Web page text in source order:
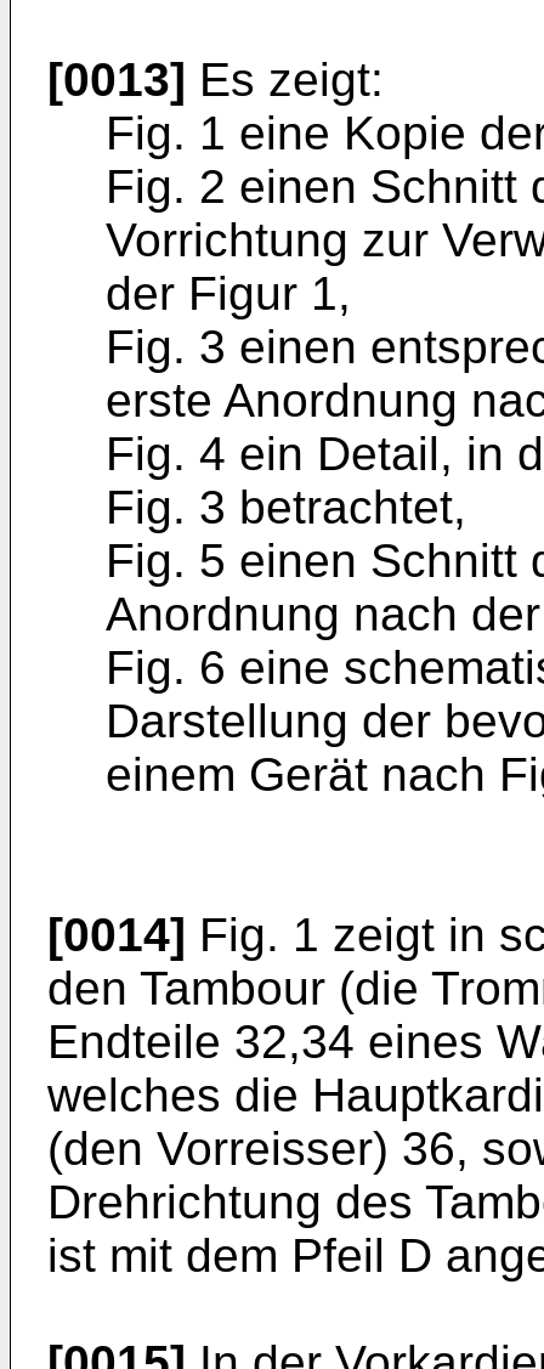
[0013] Es zeigt:
Fig. 1 eine Kopie
Fig. 2 einen Schnitt
Vorrichtung zur
der Figur 1,
Fig. 3 einen
erste Anordnung
Fig. 4 ein Detail, in
Fig. 3 betrachtet,
Fig. 5 einen Schnitt
Anordnung nach
Fig. 6 eine
Darstellung der
einem Gerät nach
[0014] Fig. 1 zeigt in
den Tambour (die
Endteile 32,34 eines
welches die
(den Vorreisser) 36,
Drehrichtung des
ist mit dem Pfeil D